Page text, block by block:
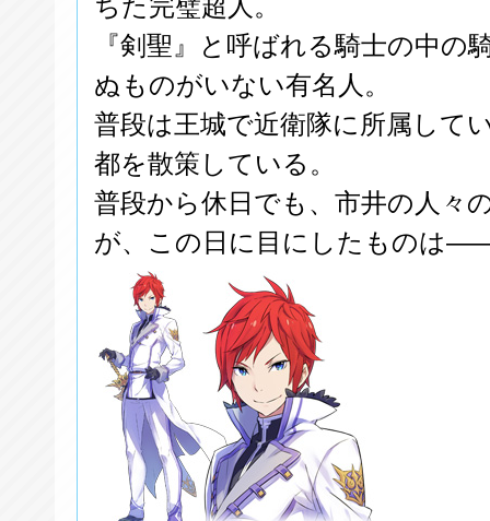
ちた完璧超人。
『剣聖』と呼ばれる騎士の中の
ぬものがいない有名人。
普段は王城で近衛隊に所属して
都を散策している。
普段から休日でも、市井の人々
が、この日に目にしたものは